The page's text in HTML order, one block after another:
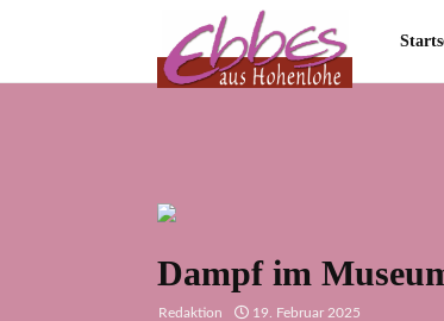
Dampf im
Redaktion 19. Februar 2025